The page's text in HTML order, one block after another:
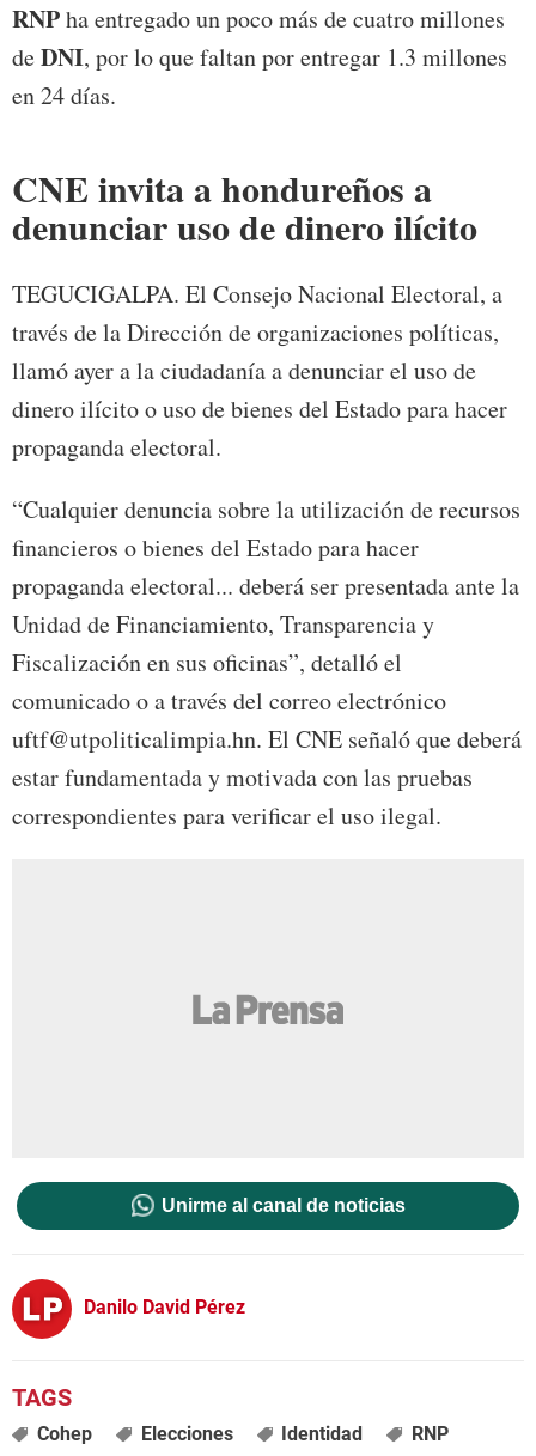
RNPha entregado un poco más de cuatro millones
deDNI, por lo que faltan por entregar 1.3 millones
en 24 días.
CNE invita a hondureños a
denunciar uso de dinero ilícito
TEGUCIGALPA. El Consejo Nacional Electoral, a
través de la Dirección de organizaciones políticas,
llamó ayer a la ciudadanía a denunciar el uso de
dinero ilícito o uso de bienes del Estado para hacer
propaganda electoral.
“Cualquier denuncia sobre la utilización de recursos
financieros o bienes del Estado para hacer
propaganda electoral... deberá ser presentada ante la
Unidad de Financiamiento, Transparencia y
Fiscalización en sus oficinas”, detalló el
comunicado o a través del correo electrónico
uftf@utpoliticalimpia.hn. El CNE señaló que deberá
estar fundamentada y motivada con las pruebas
correspondientes para verificar el uso ilegal.
Unirme al canal de noticias
Danilo David Pérez
Cohep Elecciones Identidad RNP